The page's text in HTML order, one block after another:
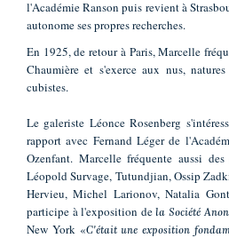
l'Académie Ranson puis revient à
autonome ses propres recherches.
En 1925, de retour à Paris, Marcelle
Chaumière et s'exerce aux nus,
cubistes.
Le galeriste Léonce Rosenberg
rapport avec Fernand Léger de
Ozenfant. Marcelle fréquente aussi
Léopold Survage, Tutundjian, Ossip
Hervieu, Michel Larionov, Natalia
participe à l'exposition dela Société
New York «C'était une exposition